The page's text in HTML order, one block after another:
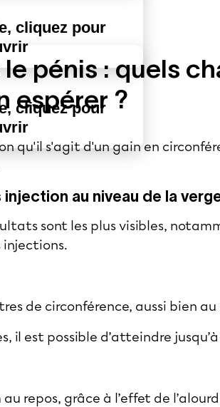
cliquez pour
cliquez pour
pénis : quels
espérer ?
qu'il s'agit d'un gain en
au niveau de la
sont les plus visibles,
injections.
de circonférence, aussi bien au
, il est possible d’atteindre
repos, grâce à l’effet de